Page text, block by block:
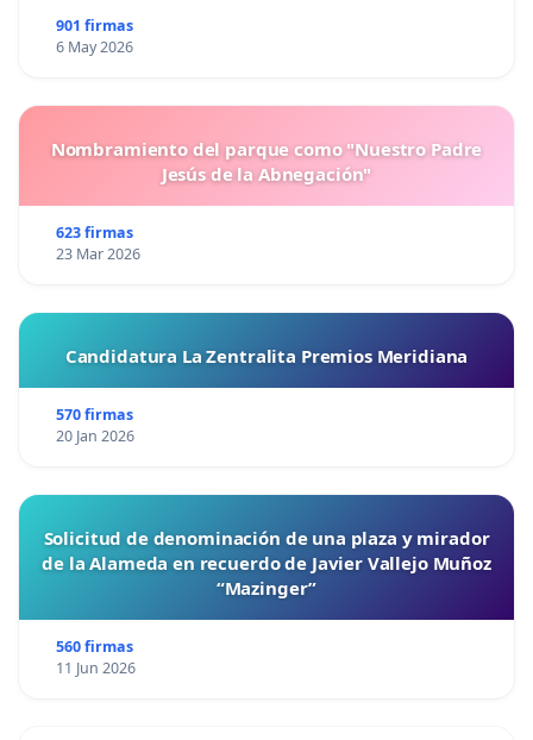
901 firmas
6 May 2026
Nombramiento del parque como "Nuestro Padre
Jesús de la Abnegación"
623 firmas
23 Mar 2026
Candidatura La Zentralita Premios Meridiana
570 firmas
20 Jan 2026
Solicitud de denominación de una plaza y mirador
de la Alameda en recuerdo de Javier Vallejo Muñoz
“Mazinger”
560 firmas
11 Jun 2026